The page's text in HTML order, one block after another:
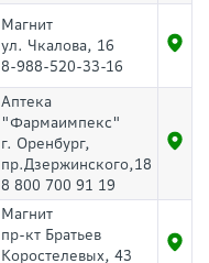
Магнит
ул. Чкалова, 16
8-988-520-33-16
Аптека
"Фармаимпекс"
г. Оренбург,
пр.Дзержинского,18
8 800 700 91 19
Магнит
пр-кт Братьев
Коростелевых, 43